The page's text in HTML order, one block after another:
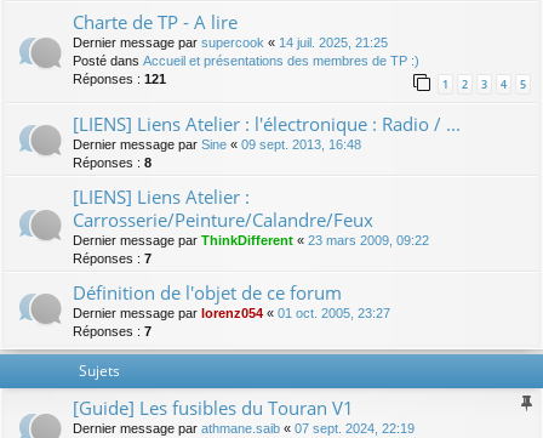
Charte de TP - A lire
Dernier message par supercook « 14 juil. 2025, 21:25
Posté dans Accueil et présentations des membres de TP :)
Réponses : 121 1 2 3 4 5
[LIENS] Liens Atelier : l'électronique : Radio / ...
Dernier message par Sine « 09 sept. 2013, 16:48
Réponses : 8
[LIENS] Liens Atelier :
Carrosserie/Peinture/Calandre/Feux
Dernier message par ThinkDifferent « 23 mars 2009, 09:22
Réponses : 7
Définition de l'objet de ce forum
Dernier message par lorenz054 « 01 oct. 2005, 23:27
Réponses : 7
Sujets
[Guide] Les fusibles du Touran V1
Dernier message par athmane.saib « 07 sept. 2024, 22:19